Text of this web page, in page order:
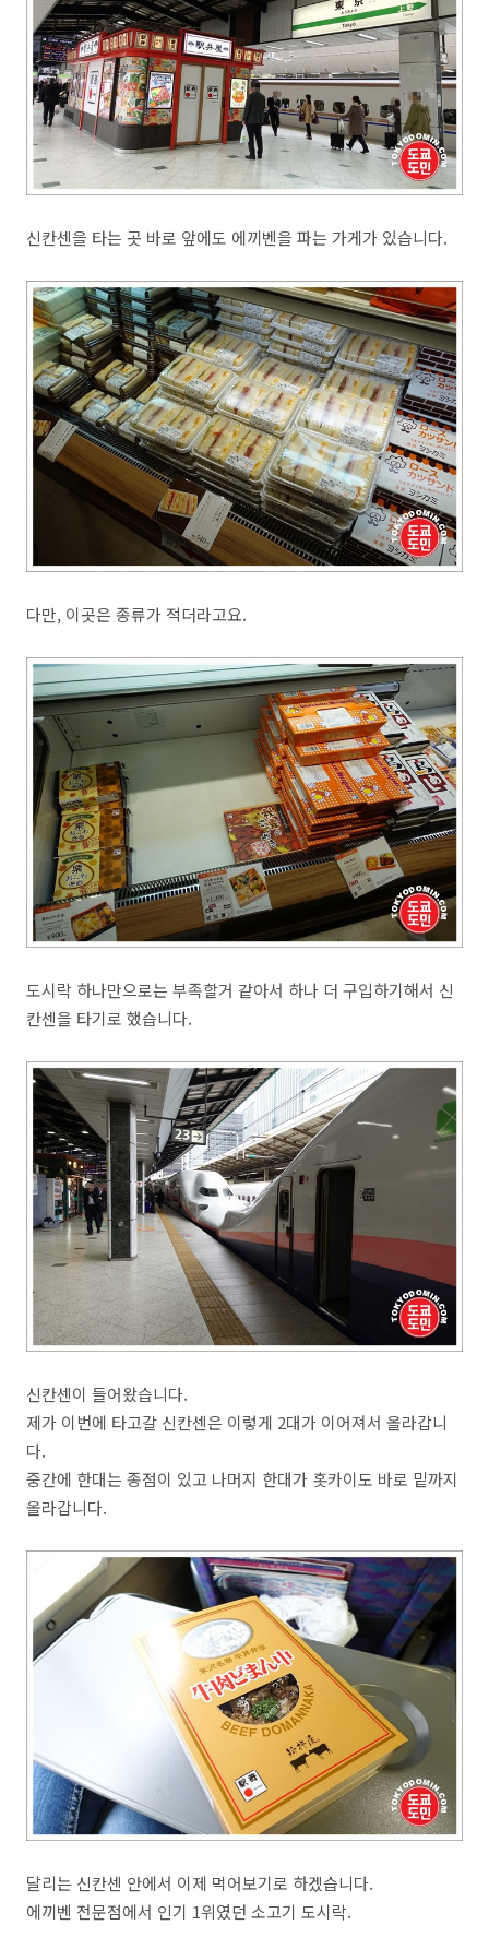
신칸센을 타는 곳 바로 앞에도 에끼벤을 파는 가게가 있습니다.
다만, 이곳은 종류가 적더라고요.
도시락 하나만으로는 부족할거 같아서 하나 더 구입하기해서 신
칸센을 타기로 했습니다.
신칸센이 들어왔습니다.
제가 이번에 타고갈 신칸센은 이렇게 2대가 이어져서 올라갑니
다.
중간에 한대는 종점이 있고 나머지 한대가 홋카이도 바로 밑까지
올라갑니다.
달리는 신칸센 안에서 이제 먹어보기로 하겠습니다.
에끼벤 전문점에서 인기 1위였던 소고기 도시락.